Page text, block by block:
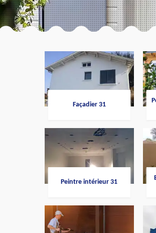
Façadier 31
Peintre intérieur 31